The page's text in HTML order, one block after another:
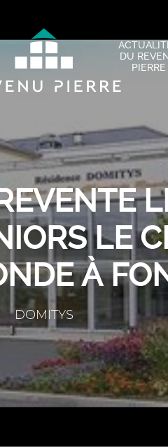
DU
PIERRE
LE
À
DOMITYS